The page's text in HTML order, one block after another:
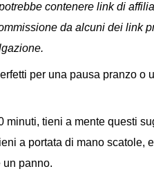
contenere link di
da alcuni dei link
per una pausa pranzo o
minuti, tieni a mente questi
a portata di mano scatole,
un panno.